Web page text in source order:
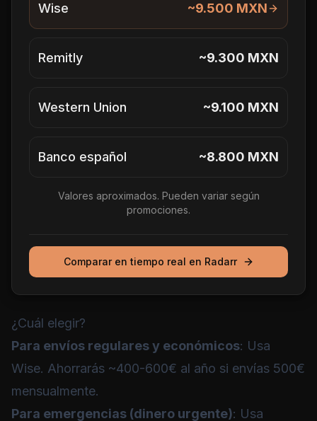
Wise ~9.500 MXN
Remitly ~9.300 MXN
Western Union ~9.100 MXN
Banco español ~8.800 MXN
Valores aproximados. Pueden variar según
promociones.
Comparar en tiempo real en Radarr
¿Cuál elegir?
Para envíos regulares y económicos: Usa
Wise. Ahorrarás ~400-600€ al año si envías 500€
mensualmente.
Para emergencias (dinero urgente): Usa